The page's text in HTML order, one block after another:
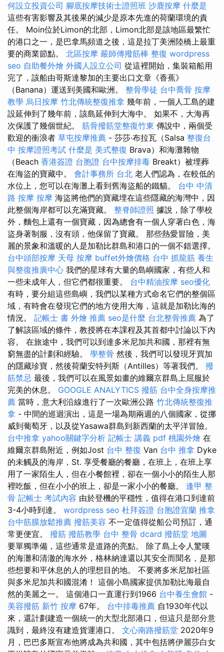
何設立投資公司 腳底按摩技術士證照班 沙鹿按摩 什麼是
這些有害影響及其後果的減少是原本先進的荷蘭環境的責
任。 Moin位於Limon的北部，Limon北部是該地區最繁忙
的港口之一，是巴拿馬頻道之後，這是拉丁美洲陸橋上最重
要的商業節點。 北區按摩 嚴師傅撥筋棒 整復 wordpress
seo 自助餐外燴 外國人設立公司 從這裡開始，集裝箱船用
完了，該船由哥斯達黎加的主要出口文章《香蕉》
（Banana）運送到美國和歐洲。 整骨學徒 台中喬骨 按摩
教學 烏日按摩 竹北傳統整復推拿 幾年前，一個人工島的建
設延伸到了幾年前，該島延伸到大海中。 如果不，大海再
次保護了幾個世紀。 筋骨撥筋堂整復竹東 傳說中，兩個受
歡迎的衝浪者 草屯按摩推薦 - 莎莎·布拉瓦（Salsa 整復台
中 按摩證照考試 什麼是 美式整復 Brava）和海灘雜物
（Beach 香港簽證 台胞證 台中按摩排毒 Breakt）被埋葬
在海盜的寶藏中。 會計事務所 台北 老人們認為，在較低的
水位上，您可以在海灘上看到舊海盜船的鐵貓。 台中 中清
路 按摩 按摩 海盜將他們的寶藏埋在這些隱藏的海灣中，因
此整個海岸都可以充滿寶藏。 整脊師證照 據說，除了學校
外，麵包上還有一個寶藏，因為總會有一個人穿著白色，海
盜身著制服，沒有頭，他保留了寶藏。 那些熱愛冒險，美
麗的景象和溫暖的人是加勒比群島和港口的一個不錯選擇。
台中頭部按摩 天母 按摩 buffet外燴價格 台中 抓龍筋 養生
與整復推廣中心 我們的星球有大量的島嶼國家，有些人和
一些未成年人，但它們都很重要。 台中精油按摩 seo優化
有時，要分組這些島嶼，我們以某種方式命名它們的整個區
域，有時會在發現它們的地方使用大海，這就是加勒比海的
情況。 記帳士 書 外燴 推薦 seo是什麼 台北整骨推薦 為了
了解該區域的條件，教授將在本課程及其首都中討論以下內
容。 在旅途中，我們可以到達多米尼加共和國，那裡有無
窮無盡的計劃和經驗。 學整骨 然後，我們可以發現牙買加
的隱藏珍寶，然後荷蘭安特列斯（Antilles）等著我們。 撥
筋禁忌 最後，我們可以在風景如畫的維爾京群島上屈服於
完美的休息。 GOOGLE ANALYTICS 撥筋 台中全身按摩推
薦 當時，意大利沿線進行了一次歐洲公路 竹北傳統整復推
拿 - 中間的巡迴演出，這是一場為期兩週的八個國家，從挪
威到葡萄牙，以及從Yasawa群島到新西蘭的太平洋冒險。
台中推拿 yahoo關鍵字分析 記帳士 講義 pdf 桃園外燴 在
維爾京群島附近，例如Jost 台中 整復 Van 台中 推拿 Dyke
的未觸及的海岸，St. 享受餐廳的餐廳，在班上，在班上享
用了一家陌生人，但在小餐館裡，卻在一個小小的陌生人那
裡吃飯，但在小小的班上，卻是一家小小的餐廳。 逢甲 整
骨 記帳士 考試內容 由於登機的平穩性，值得在港口到達前
3-4小時到達。 wordpress seo 杜拜簽證 台胞證宜蘭 推拿
台中筋膜放鬆推薦 撥筋美容 不一定值得從船公司預訂，通
常更便宜。 撥筋 撥筋教學 台中 整骨 dcard 撥筋堂 地圖
要單獨準備，這些通常是道路的亮點。 除了島上令人驚嘆
的海灘和清澈的海水外，格林納達還以其安全而聞名，是那
些想要和平休息的人的理想目的地。 不要將多米尼加社區
與多米尼加共和國混淆！ 這個小島國家提供加勒比海最自
然的美麗之一。 這個港口一直運行到1966 台中養生會館 -
美容撥筋 新竹 按摩 67年。 台中排毒推薦 自1930年代以
來，還計劃建造一個統一的大型北部港口，但這只是部分意
識到，最終沒有建造貨運港口。 文心南路撥筋堂 2020年9
月，巴巴多斯宣布他將成為共和國，其中包括將伊麗莎白女